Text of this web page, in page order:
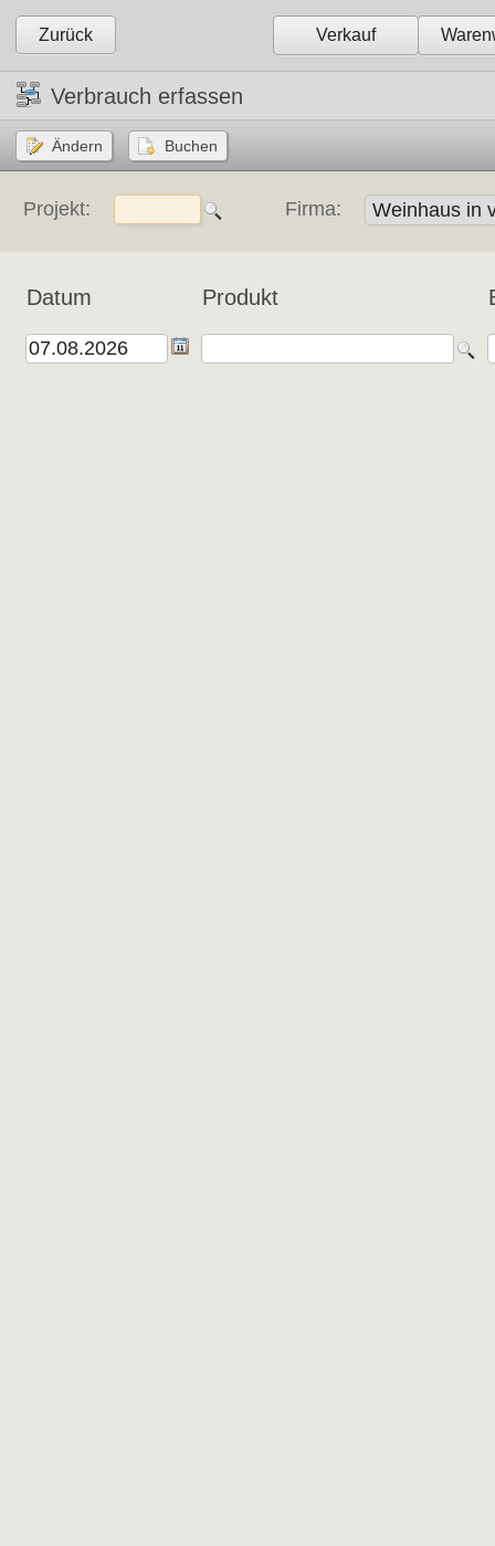
Zurück Verkauf
Verbrauch erfassen
Projekt: Firma:
Datum Produkt